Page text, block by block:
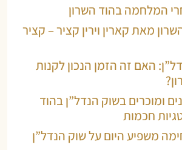
המלחמה בהוד השרון
מאת קארין וירין קציר – קציר
2025 בנדל”ן: האם זה הזמן הנכון לקנות
ומוכרים בשוק הנדל”ן בהוד
חכמות
משפיע היום על שוק הנדל”ן